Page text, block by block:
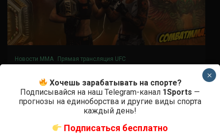
Новости ММА Прямая трансляция UFC
UFC 292 прямая трансляция
3 года тому назад Решит Сабитов
Где и когда смотреть трансляцию UFC 292
Sterling vs. O'Malley UFC 292 Sterling vs. O'Malley
Хочешь зарабатывать на спорте?
Подписывайся на наш Telegram-канал 1Sports —
прогнозы на единоборства и другие виды спорта
каждый день!
Подписаться бесплатно
×